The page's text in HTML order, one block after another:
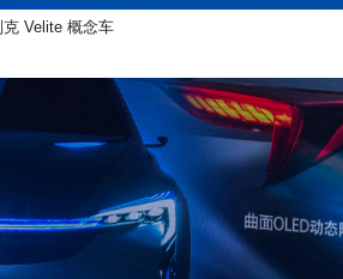
Velite 概念车